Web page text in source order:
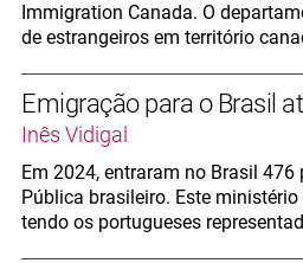
Immigration Canada. O
de estrangeiros em território
Emigração para o Brasil
Inês Vidigal
Em 2024, entraram no Brasil
Pública brasileiro. Este
tendo os portugueses